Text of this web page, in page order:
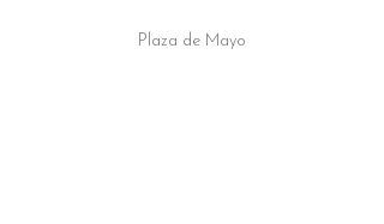
Plaza de Mayo